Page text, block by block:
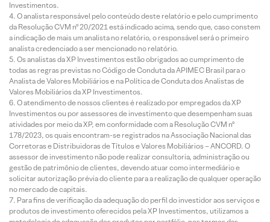
Investimentos.
O analista responsável pelo conteúdo deste relatório e pelo cumprimento
da Resolução CVM nº 20/2021 está indicado acima, sendo que, caso constem
a indicação de mais um analista no relatório, o responsável será o primeiro
analista credenciado a ser mencionado no relatório.
Os analistas da XP Investimentos estão obrigados ao cumprimento de
todas as regras previstas no Código de Conduta da APIMEC Brasil para o
Analista de Valores Mobiliários e na Política de Conduta dos Analistas de
Valores Mobiliários da XP Investimentos.
O atendimento de nossos clientes é realizado por empregados da XP
Investimentos ou por assessores de investimento que desempenham suas
atividades por meio da XP, em conformidade com a Resolução CVM nº
178/2023, os quais encontram-se registrados na Associação Nacional das
Corretoras e Distribuidoras de Títulos e Valores Mobiliários – ANCORD. O
assessor de investimento não pode realizar consultoria, administração ou
gestão de patrimônio de clientes, devendo atuar como intermediário e
solicitar autorização prévia do cliente para a realização de qualquer operação
no mercado de capitais.
Para fins de verificação da adequação do perfil do investidor aos serviços e
produtos de investimento oferecidos pela XP Investimentos, utilizamos a